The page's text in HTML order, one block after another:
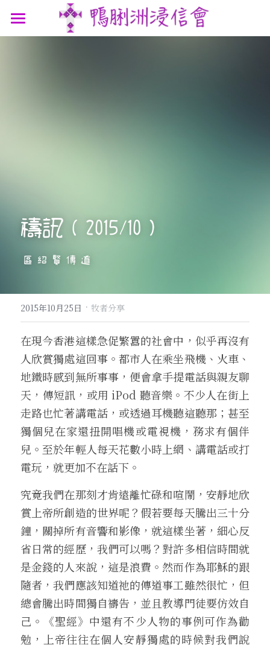
最新消息
禱訊（2015/10）
區紹賢傳道
2015年10月25日 · 牧者分享
在現今香港這樣急促繁囂的社會中，似乎再沒有
人欣賞獨處這回事。都市人在乘坐飛機、火車、
地鐵時感到無所事事，便會拿手提電話與親友聊
天，傳短訊，或用 iPod 聽音樂。不少人在街上
走路也忙著講電話，或透過耳機聽這聽那；甚至
獨個兒在家還扭開唱機或電視機，務求有個伴
兒。至於年輕人每天花數小時上網、講電話或打
電玩，就更加不在話下。
究竟我們在那刻才肯遠離忙碌和喧鬧，安靜地欣
賞上帝所創造的世界呢？假若要每天騰出三十分
鐘，關掉所有音響和影像，就這樣坐著，細心反
省日常的經歷，我們可以嗎？對許多相信時間就
是金錢的人來說，這是浪費。然而作為耶穌的跟
隨者，我們應該知道祂的傳道事工雖然很忙，但
總會騰出時間獨自禱告，並且教導門徒要仿效自
己。《聖經》中還有不少人物的事例可作為勸
勉，上帝往往在個人安靜獨處的時候對我們說